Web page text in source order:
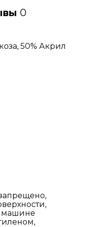
0
50% Акрил
машине